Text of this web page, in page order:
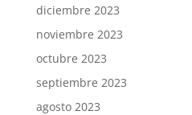
diciembre 2023
noviembre 2023
octubre 2023
septiembre 2023
agosto 2023